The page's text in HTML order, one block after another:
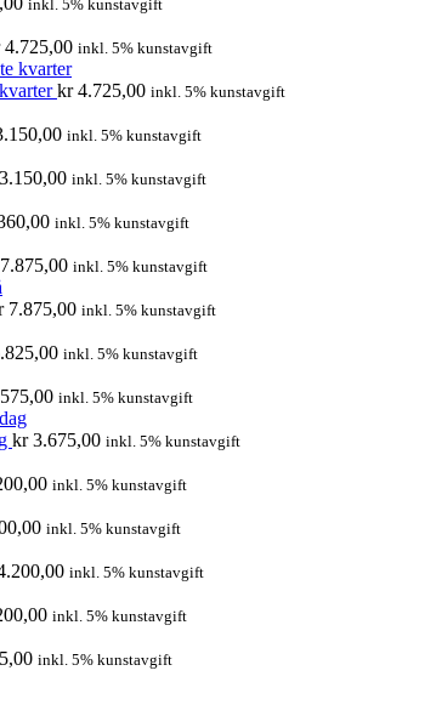
inkl. 5% kunstavgift
4.725,00 inkl. 5% kunstavgift
kr4.725,00 inkl. 5% kunstavgift
inkl. 5% kunstavgift
inkl. 5% kunstavgift
inkl. 5% kunstavgift
inkl. 5% kunstavgift
7.875,00 inkl. 5% kunstavgift
inkl. 5% kunstavgift
inkl. 5% kunstavgift
kr3.675,00 inkl. 5% kunstavgift
inkl. 5% kunstavgift
inkl. 5% kunstavgift
inkl. 5% kunstavgift
inkl. 5% kunstavgift
inkl. 5% kunstavgift